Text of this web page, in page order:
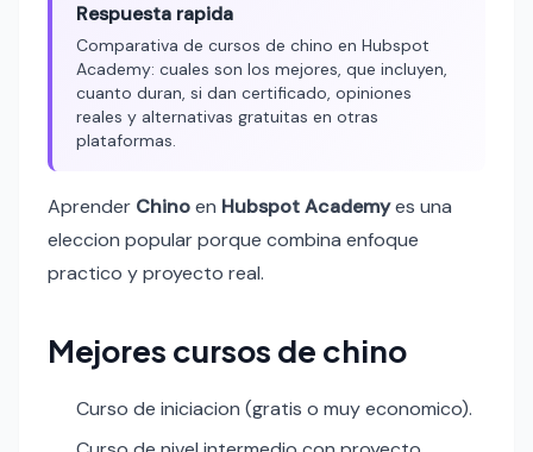
Respuesta rapida
Comparativa de cursos de chino en Hubspot
Academy: cuales son los mejores, que incluyen,
cuanto duran, si dan certificado, opiniones
reales y alternativas gratuitas en otras
plataformas.
Aprender Chinoen Hubspot Academyes una
eleccion popular porque combina enfoque
practico y proyecto real.
Mejores cursos de chino
Curso de iniciacion (gratis o muy economico).